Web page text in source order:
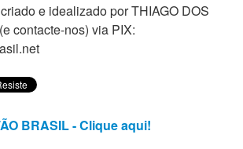
e idealizado por THIAGO DOS
contacte-nos) via PIX:
BRASIL - Clique aqui!